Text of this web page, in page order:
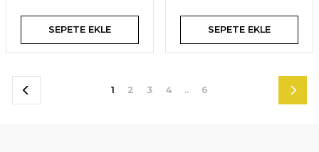
SEPETE EKLE SEPETE EKLE
1 2 3 4 .. 6